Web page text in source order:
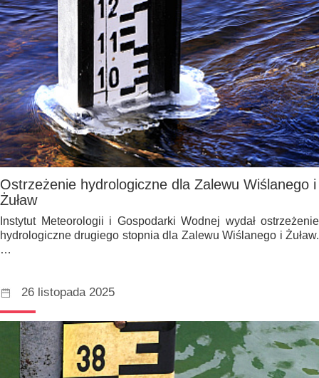
Ostrzeżenie hydrologiczne dla Zalewu Wiślanego i
Żuław
Instytut Meteorologii i Gospodarki Wodnej wydał ostrzeżenie
hydrologiczne drugiego stopnia dla Zalewu Wiślanego i Żuław.
…
26 listopada 2025